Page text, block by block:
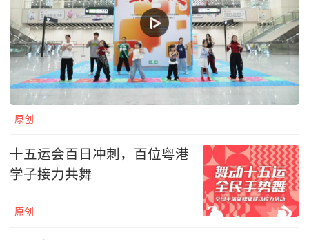
原创
十五运会百日冲刺，百位粤港
学子接力共舞
原创